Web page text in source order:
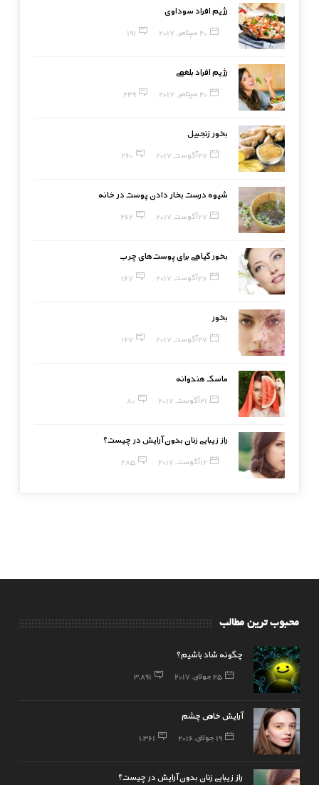
رژیم افراد سوداوی
20 سپتامبر, 2017 191
رژیم افراد بلغمی
20 سپتامبر, 2017 249
بخور زنجبیل
27 آگوست, 2017 260
شیوه درست بخار دادن پوست در خانه
27 آگوست, 2017 262
بخور گیاهی برای پوست‌های چرب
27 آگوست, 2017 167
بخور
27 آگوست, 2017 167
ماسک هندوانه
21 آگوست, 2017 80
راز زیبایی زنان بدون آرایش در چیست؟
12 آگوست, 2017 285
محبوب ترین مطالب
چگونه شاد باشیم؟
25 جولای, 2017 3,891
آرایش خاص چشم
19 جولای, 2016 1,361
راز زیبایی زنان بدون آرایش در چیست؟